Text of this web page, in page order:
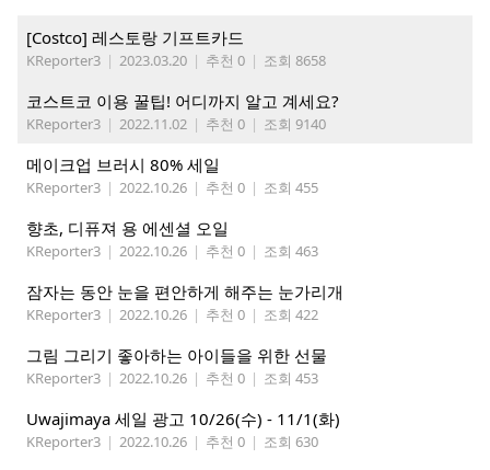
[Costco] 레스토랑 기프트카드
KReporter3 | 2023.03.20 | 추천 0 | 조회 8658
코스트코 이용 꿀팁! 어디까지 알고 계세요?
KReporter3 | 2022.11.02 | 추천 0 | 조회 9140
메이크업 브러시 80% 세일
KReporter3 | 2022.10.26 | 추천 0 | 조회 455
향초, 디퓨져 용 에센셜 오일
KReporter3 | 2022.10.26 | 추천 0 | 조회 463
잠자는 동안 눈을 편안하게 해주는 눈가리개
KReporter3 | 2022.10.26 | 추천 0 | 조회 422
그림 그리기 좋아하는 아이들을 위한 선물
KReporter3 | 2022.10.26 | 추천 0 | 조회 453
Uwajimaya 세일 광고 10/26(수) - 11/1(화)
KReporter3 | 2022.10.26 | 추천 0 | 조회 630